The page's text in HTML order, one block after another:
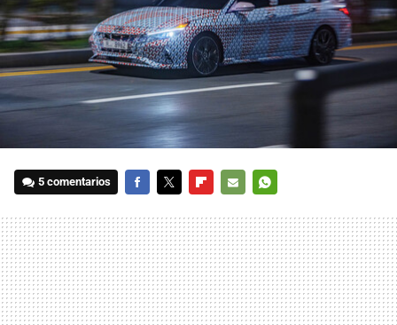
5 comentarios
MAIL